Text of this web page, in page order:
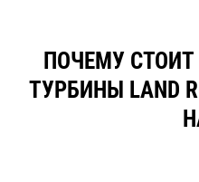
ПОЧЕМУ
ТУРБИНЫ LAND